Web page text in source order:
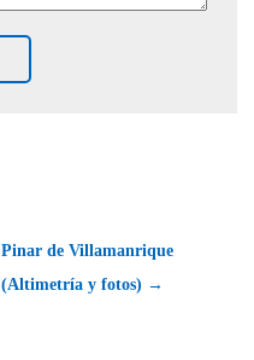
Pinar de Villamanrique
(Altimetría y fotos) →